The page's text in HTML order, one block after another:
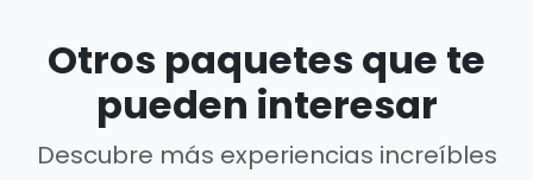
Otros paquetes que te
pueden interesar
Descubre más experiencias increíbles